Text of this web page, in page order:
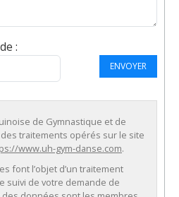
:
ENVOYER
de Gymnastique et de
traitements opérés sur le site
www.uh-gym-danse.com.
font l’objet d’un traitement
suivi de votre demande de